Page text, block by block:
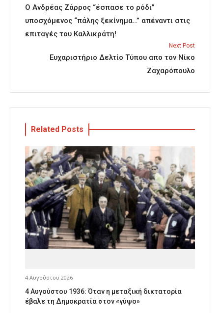
Ο Ανδρέας Ζάρρος “έσπασε το ρόδι”
υποσχόμενος “πάλης ξεκίνημα…” απέναντι στις
επιταγές του Καλλικράτη!
Next Post
Ευχαριστήριο Δελτίο Τύπου απο τον Νίκο
Ζαχαρόπουλο
Related Posts
4 Αυγούστου 2026
4 Αυγούστου 1936: Όταν η μεταξική δικτατορία
έβαλε τη Δημοκρατία στον «γύψο»